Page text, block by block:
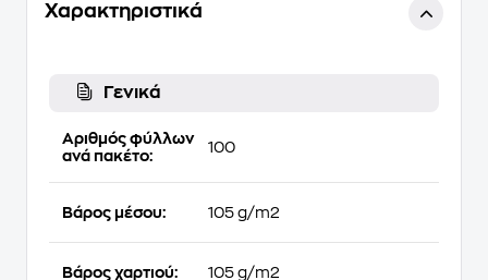
Χαρακτηριστικά
Γενικά
Αριθμός φύλλων
ανά πακέτο:
100
Βάρος μέσου: 105 g/m2
Βάρος χαρτιού: 105 g/m2